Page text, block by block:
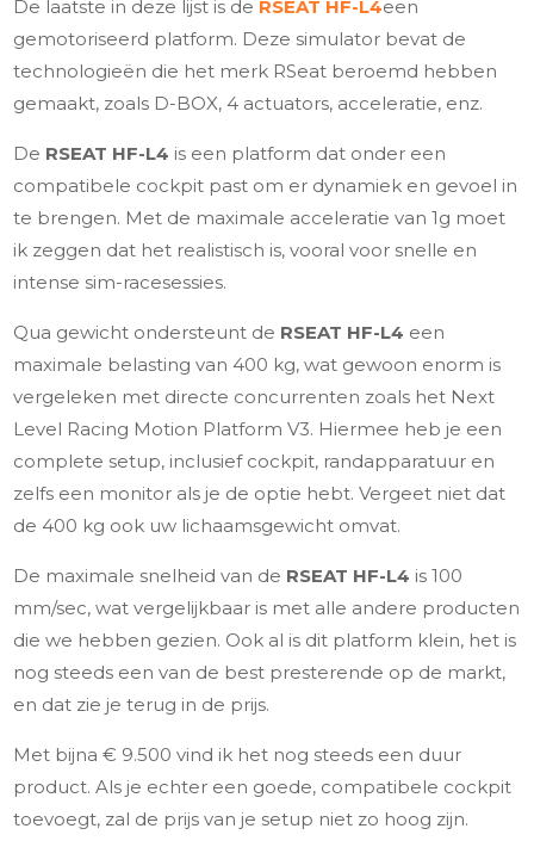
De laatste in deze lijst is de RSEAT HF-L4een
gemotoriseerd platform. Deze simulator bevat de
technologieën die het merk RSeat beroemd hebben
gemaakt, zoals D-BOX, 4 actuators, acceleratie, enz.
De RSEAT HF-L4 is een platform dat onder een
compatibele cockpit past om er dynamiek en gevoel in
te brengen. Met de maximale acceleratie van 1g moet
ik zeggen dat het realistisch is, vooral voor snelle en
intense sim-racesessies.
Qua gewicht ondersteunt de RSEAT HF-L4 een
maximale belasting van 400 kg, wat gewoon enorm is
vergeleken met directe concurrenten zoals het Next
Level Racing Motion Platform V3. Hiermee heb je een
complete setup, inclusief cockpit, randapparatuur en
zelfs een monitor als je de optie hebt. Vergeet niet dat
de 400 kg ook uw lichaamsgewicht omvat.
De maximale snelheid van de RSEAT HF-L4 is 100
mm/sec, wat vergelijkbaar is met alle andere producten
die we hebben gezien. Ook al is dit platform klein, het is
nog steeds een van de best presterende op de markt,
en dat zie je terug in de prijs.
Met bijna € 9.500 vind ik het nog steeds een duur
product. Als je echter een goede, compatibele cockpit
toevoegt, zal de prijs van je setup niet zo hoog zijn.